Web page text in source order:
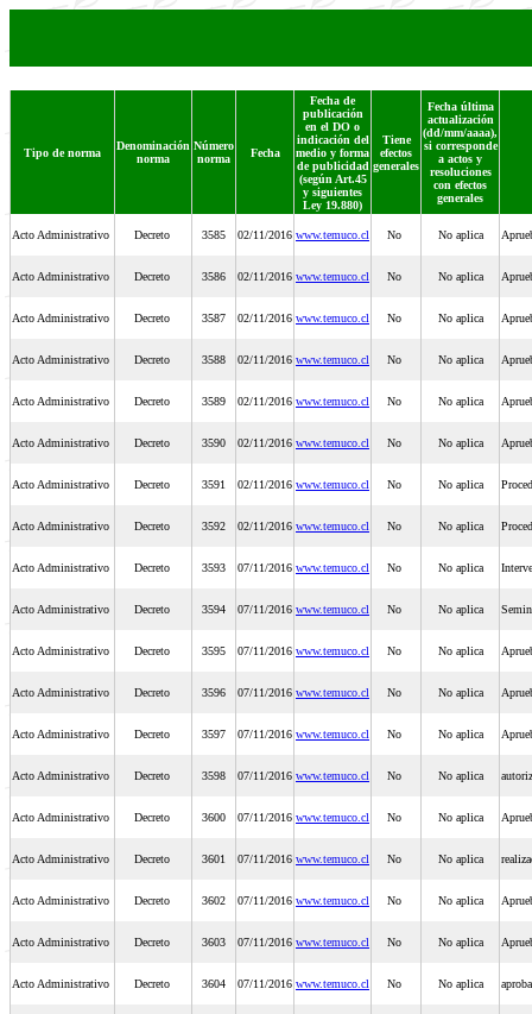
Tipo de norma
Denominación
norma
Número
norma
Fecha
Fecha de
publicación
en el DO o
indicación del
medio y forma
de publicidad
(según Art.45
y siguientes
Ley 19.880)
Tiene
efectos
generales
Fecha última
actualización
(dd/mm/aaaa),
si corresponde
a actos y
resoluciones
con efectos
generales
Acto Administrativo Decreto 3585 02/11/2016 www.temuco.cl No No aplica
Acto Administrativo Decreto 3586 02/11/2016 www.temuco.cl No No aplica
Acto Administrativo Decreto 3587 02/11/2016 www.temuco.cl No No aplica
Acto Administrativo Decreto 3588 02/11/2016 www.temuco.cl No No aplica
Acto Administrativo Decreto 3589 02/11/2016 www.temuco.cl No No aplica
Acto Administrativo Decreto 3590 02/11/2016 www.temuco.cl No No aplica
Acto Administrativo Decreto 3591 02/11/2016 www.temuco.cl No No aplica
Acto Administrativo Decreto 3592 02/11/2016 www.temuco.cl No No aplica
Acto Administrativo Decreto 3593 07/11/2016 www.temuco.cl No No aplica
Acto Administrativo Decreto 3594 07/11/2016 www.temuco.cl No No aplica
Acto Administrativo Decreto 3595 07/11/2016 www.temuco.cl No No aplica
Acto Administrativo Decreto 3596 07/11/2016 www.temuco.cl No No aplica
Acto Administrativo Decreto 3597 07/11/2016 www.temuco.cl No No aplica
Acto Administrativo Decreto 3598 07/11/2016 www.temuco.cl No No aplica
Acto Administrativo Decreto 3600 07/11/2016 www.temuco.cl No No aplica
Acto Administrativo Decreto 3601 07/11/2016 www.temuco.cl No No aplica
Acto Administrativo Decreto 3602 07/11/2016 www.temuco.cl No No aplica
Acto Administrativo Decreto 3603 07/11/2016 www.temuco.cl No No aplica
Acto Administrativo Decreto 3604 07/11/2016 www.temuco.cl No No aplica